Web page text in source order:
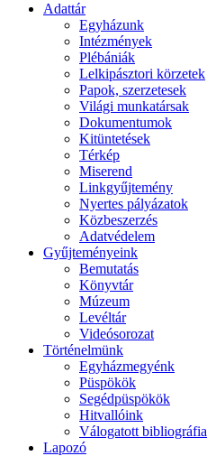
Adattár
Egyházunk
Intézmények
Plébániák
Lelkipásztori körzetek
Papok, szerzetesek
Világi munkatársak
Dokumentumok
Kitüntetések
Térkép
Miserend
Linkgyűjtemény
Nyertes pályázatok
Közbeszerzés
Adatvédelem
Gyűjteményeink
Bemutatás
Könyvtár
Múzeum
Levéltár
Videósorozat
Történelmünk
Egyházmegyénk
Püspökök
Segédpüspökök
Hitvallóink
Válogatott bibliográfia
Lapozó